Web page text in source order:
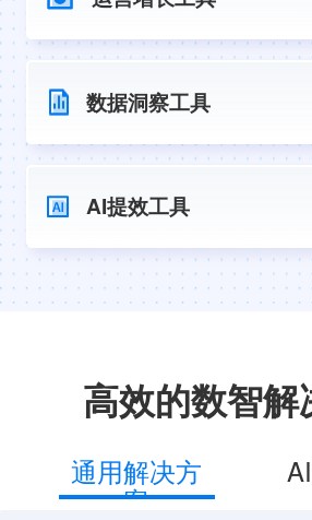
用户运营
动APP全链路精细化运营
8大常用消息触达渠道一体
数据洞察工具
营销数盘
和深度媒介分析
人口数盘
AI提效工具
个知·智能工作站
安全、实用、普惠，高效解
个知·智能营销AITA
懂洞察、有策略、会创作、
个知·智能运营AIBI
高效的数智解
通用解决方
案